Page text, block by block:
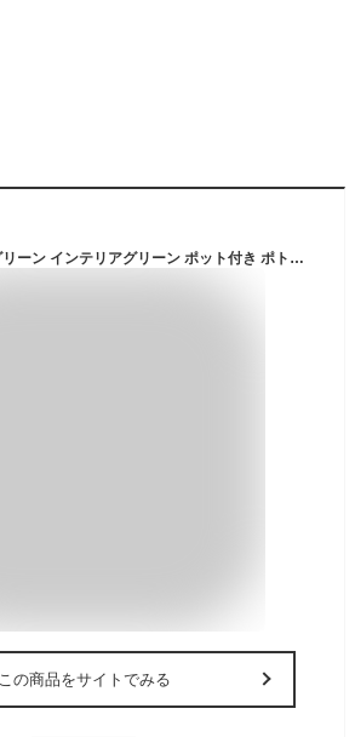
Villa Como フェイクグリーン インテリアグリーン ポット付き ポトス 鉢植え 卓上 天井 ハンギング 吊り下げ 壁掛け 人工観葉植物 おしゃれ かわいい (ポトス, 吊り鉢)
この商品をサイトでみる